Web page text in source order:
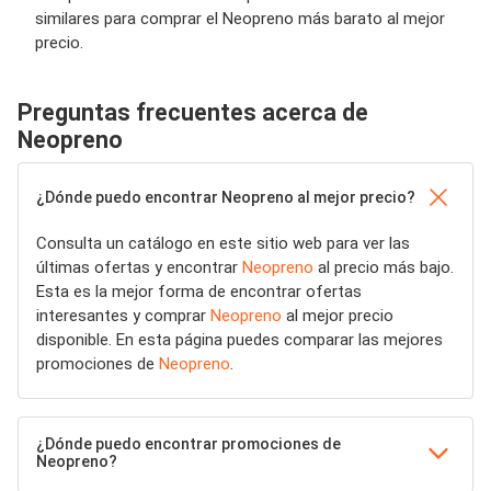
similares para comprar el Neopreno más barato al mejor
precio.
Preguntas frecuentes acerca de
Neopreno
¿Dónde puedo encontrar Neopreno al mejor precio?
Consulta un catálogo en este sitio web para ver las
últimas ofertas y encontrar Neopreno al precio más bajo.
Esta es la mejor forma de encontrar ofertas
interesantes y comprar Neopreno al mejor precio
disponible. En esta página puedes comparar las mejores
promociones de Neopreno
¿Dónde puedo encontrar promociones de
Neopreno?